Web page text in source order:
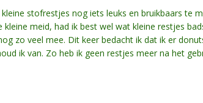
stofrestjes nog iets leuks en bruikbaars te
meid, had ik best wel wat kleine restjes
zo veel mee. Dit keer bedacht ik dat ik er
ik van. Zo heb ik geen restjes meer na het